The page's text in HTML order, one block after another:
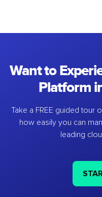
Want to
Platform
Take a FREE guided tour
how easily you can
leading